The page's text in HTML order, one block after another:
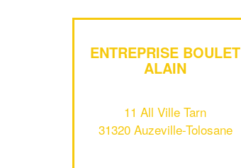
ENTREPRISE BOULET
ALAIN
11 All Ville Tarn
31320 Auzeville-Tolosane